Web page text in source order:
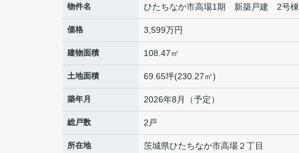
物件名 ひたちなか市高場1期 新築戸建 2号棟
価格 3,599万円
建物面積 108.47㎡
土地面積 69.65坪(230.27㎡)
築年月 2026年8月（予定）
総戸数 2戸
所在地 茨城県ひたちなか市高場２丁目